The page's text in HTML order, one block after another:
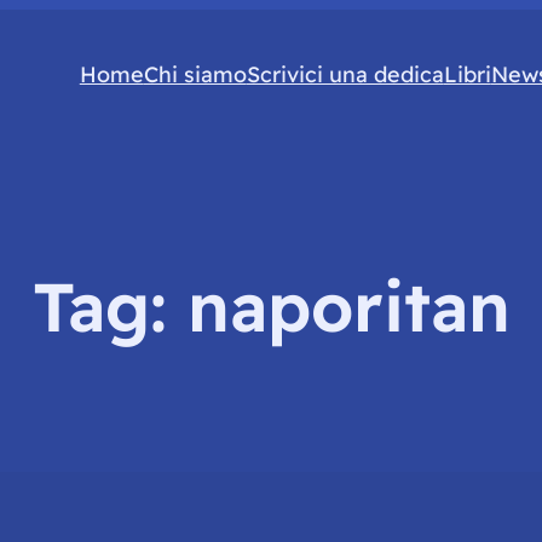
HomeChi siamoScrivici una dedicaLibri
Tag: naporitan